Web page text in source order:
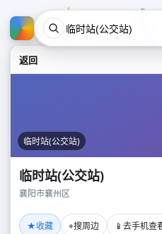
返回
临时站(公交站)
临时站(公交站)
襄阳市襄州区
★收藏 ⌖搜周边 📱 去手机查